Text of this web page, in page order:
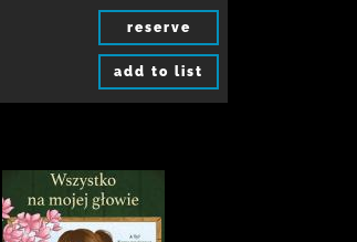
reserve
add to list